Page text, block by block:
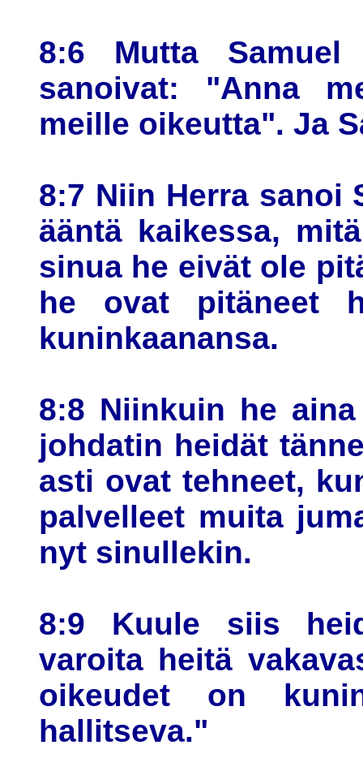
8:6 Mutta
sanoivat: "Anna
meille oikeutta". Ja
8:7 Niin Herra sanoi
ääntä kaikessa,
sinua he eivät ole
he ovat pitäneet
kuninkaanansa.
8:8 Niinkuin he
johdatin heidät
asti ovat tehneet,
palvelleet muita
nyt sinullekin.
8:9 Kuule siis
varoita heitä
oikeudet on
hallitseva."